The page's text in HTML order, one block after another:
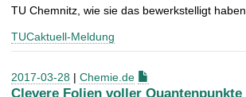
TU Chemnitz, wie sie das bewerkstelligt haben.
TUCaktuell-Meldung
2017-03-28 | Chemie.de
Clevere Folien voller Quantenpunkte